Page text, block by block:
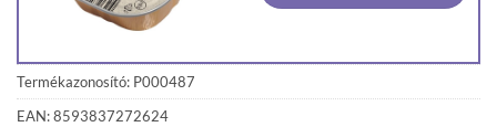
Termékazonosító: P000487
EAN: 8593837272624